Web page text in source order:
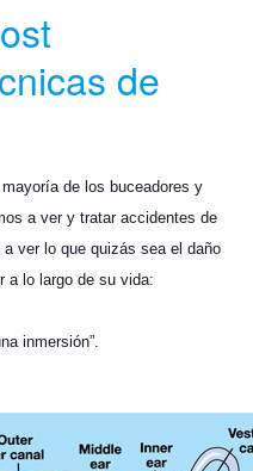
de
de los buceadores y
a ver y tratar accidentes de
ver lo que quizás sea el daño
a lo largo de su vida:
inmersión”.